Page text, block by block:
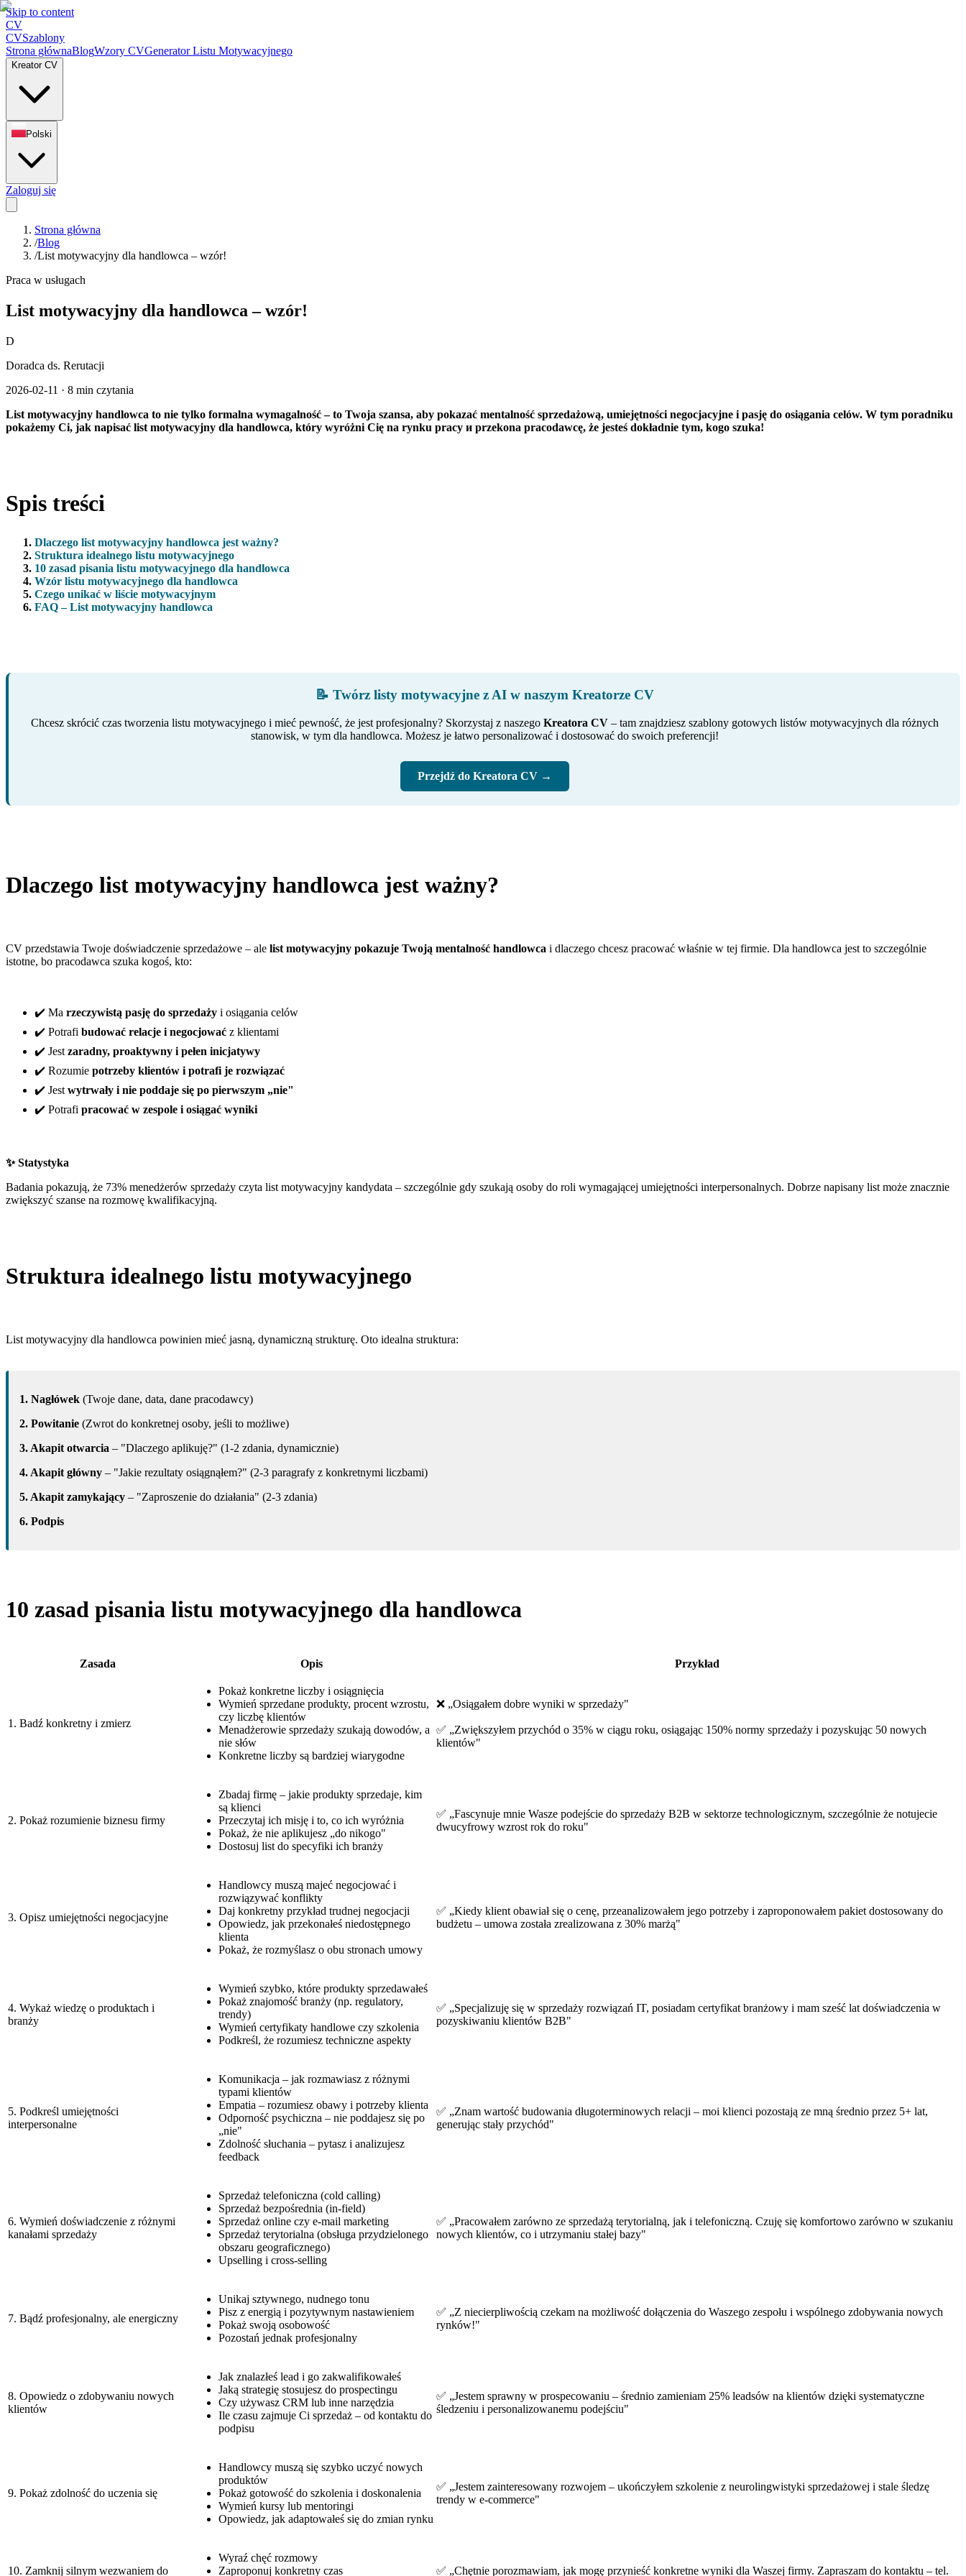
Skip to content
CV
CVSzablony
Strona głównaBlogWzory CVGenerator Listu Motywacyjnego
Kreator CV
Polski
Zaloguj się
Strona główna
/Blog
/List motywacyjny dla handlowca – wzór!
Praca w usługach
List motywacyjny dla handlowca – wzór!
D
Doradca ds. Rerutacji
2026-02-11 · 8 min czytania
List motywacyjny handlowca to nie tylko formalna wymagalność – to Twoja szansa, aby pokazać mentalność sprzedażową, umiejętności negocjacyjne i pasję do osiągania celów. W tym poradniku
pokażemy Ci, jak napisać list motywacyjny dla handlowca, który wyróżni Cię na rynku pracy и przekona pracodawcę, że jesteś dokładnie tym, kogo szuka!
Spis treści
Dlaczego list motywacyjny handlowca jest ważny?
Struktura idealnego listu motywacyjnego
10 zasad pisania listu motywacyjnego dla handlowca
Wzór listu motywacyjnego dla handlowca
Czego unikać w liście motywacyjnym
FAQ – List motywacyjny handlowca
📝 Twórz listy motywacyjne z AI w naszym Kreatorze CV
Chcesz skrócić czas tworzenia listu motywacyjnego i mieć pewność, że jest profesjonalny? Skorzystaj z naszego Kreatora CV– tam znajdziesz szablony gotowych listów motywacyjnych dla różnych
stanowisk, w tym dla handlowca. Możesz je łatwo personalizować i dostosować do swoich preferencji!
Przejdź do Kreatora CV →
Dlaczego list motywacyjny handlowca jest ważny?
CV przedstawia Twoje doświadczenie sprzedażowe – ale list motywacyjny pokazuje Twoją mentalność handlowca i dlaczego chcesz pracować właśnie w tej firmie. Dla handlowca jest to szczególnie
istotne, bo pracodawca szuka kogoś, kto:
✔️ Ma rzeczywistą pasję do sprzedaży i osiągania celów
✔️ Potrafi budować relacje i negocjować z klientami
✔️ Jest zaradny, proaktywny i pełen inicjatywy
✔️ Rozumie potrzeby klientów i potrafi je rozwiązać
✔️ Jest wytrwały i nie poddaje się po pierwszym „nie"
✔️ Potrafi pracować w zespole i osiągać wyniki
✨ Statystyka
Badania pokazują, że 73% menedżerów sprzedaży czyta list motywacyjny kandydata – szczególnie gdy szukają osoby do roli wymagającej umiejętności interpersonalnych. Dobrze napisany list może znacznie
zwiększyć szanse na rozmowę kwalifikacyjną.
Struktura idealnego listu motywacyjnego
List motywacyjny dla handlowca powinien mieć jasną, dynamiczną strukturę. Oto idealna struktura:
1. Nagłówek (Twoje dane, data, dane pracodawcy)
2. Powitanie (Zwrot do konkretnej osoby, jeśli to możliwe)
3. Akapit otwarcia – "Dlaczego aplikuję?" (1-2 zdania, dynamicznie)
4. Akapit główny – "Jakie rezultaty osiągnąłem?" (2-3 paragrafy z konkretnymi liczbami)
5. Akapit zamykający – "Zaproszenie do działania" (2-3 zdania)
6. Podpis
10 zasad pisania listu motywacyjnego dla handlowca
Zasada Opis Przykład
1. Badź konkretny i zmierz
Pokaż konkretne liczby i osiągnięcia
Wymień sprzedane produkty, procent wzrostu,
czy liczbę klientów
Menadżerowie sprzedaży szukają dowodów, a
nie słów
Konkretne liczby są bardziej wiarygodne
❌ „Osiągałem dobre wyniki w sprzedaży"
✅ „Zwiększyłem przychód o 35% w ciągu roku, osiągając 150% normy sprzedaży i pozyskując 50 nowych
klientów"
2. Pokaż rozumienie biznesu firmy
Zbadaj firmę – jakie produkty sprzedaje, kim
są klienci
Przeczytaj ich misję i to, co ich wyróżnia
Pokaż, że nie aplikujesz „do nikogo"
Dostosuj list do specyfiki ich branży
✅ „Fascynuje mnie Wasze podejście do sprzedaży B2B w sektorze technologicznym, szczególnie że notujecie
dwucyfrowy wzrost rok do roku"
3. Opisz umiejętności negocjacyjne
Handlowcy muszą majeć negocjować i
rozwiązywać konflikty
Daj konkretny przykład trudnej negocjacji
Opowiedz, jak przekonałeś niedostępnego
klienta
Pokaż, że rozmyślasz o obu stronach umowy
✅ „Kiedy klient obawiał się o cenę, przeanalizowałem jego potrzeby i zaproponowałem pakiet dostosowany do
budżetu – umowa została zrealizowana z 30% marżą"
4. Wykaż wiedzę o produktach i
branży
Wymień szybko, które produkty sprzedawałeś
Pokaż znajomość branży (np. regulatory,
trendy)
Wymień certyfikaty handlowe czy szkolenia
Podkreśl, że rozumiesz techniczne aspekty
✅ „Specjalizuję się w sprzedaży rozwiązań IT, posiadam certyfikat branżowy i mam sześć lat doświadczenia w
pozyskiwaniu klientów B2B"
5. Podkreśl umiejętności
interpersonalne
Komunikacja – jak rozmawiasz z różnymi
typami klientów
Empatia – rozumiesz obawy i potrzeby klienta
Odporność psychiczna – nie poddajesz się po
„nie"
Zdolność słuchania – pytasz i analizujesz
feedback
✅ „Znam wartość budowania długoterminowych relacji – moi klienci pozostają ze mną średnio przez 5+ lat,
generując stały przychód"
6. Wymień doświadczenie z różnymi
kanałami sprzedaży
Sprzedaż telefoniczna (cold calling)
Sprzedaż bezpośrednia (in-field)
Sprzedaż online czy e-mail marketing
Sprzedaż terytorialna (obsługa przydzielonego
obszaru geograficznego)
Upselling i cross-selling
✅ „Pracowałem zarówno ze sprzedażą terytorialną, jak i telefoniczną. Czuję się komfortowo zarówno w szukaniu
nowych klientów, co i utrzymaniu stałej bazy"
7. Bądź profesjonalny, ale energiczny
Unikaj sztywnego, nudnego tonu
Pisz z energią i pozytywnym nastawieniem
Pokaż swoją osobowość
Pozostań jednak profesjonalny
✅ „Z niecierpliwością czekam na możliwość dołączenia do Waszego zespołu i wspólnego zdobywania nowych
rynków!"
8. Opowiedz o zdobywaniu nowych
klientów
Jak znalazłeś lead i go zakwalifikowałeś
Jaką strategię stosujesz do prospectingu
Czy używasz CRM lub inne narzędzia
Ile czasu zajmuje Ci sprzedaż – od kontaktu do
podpisu
✅ „Jestem sprawny w prospecowaniu – średnio zamieniam 25% leadsów na klientów dzięki systematyczne
śledzeniu i personalizowanemu podejściu"
9. Pokaż zdolność do uczenia się
Handlowcy muszą się szybko uczyć nowych
produktów
Pokaż gotowość do szkolenia i doskonalenia
Wymień kursy lub mentoringi
Opowiedz, jak adaptowałeś się do zmian rynku
✅ „Jestem zainteresowany rozwojem – ukończyłem szkolenie z neurolingwistyki sprzedażowej i stale śledzę
trendy w e-commerce"
10. Zamknij silnym wezwaniem do
Wyraź chęć rozmowy
Zaproponuj konkretny czas
✅ „Chętnie porozmawiam, jak mogę przynieść konkretne wyniki dla Waszej firmy. Zapraszam do kontaktu – tel.